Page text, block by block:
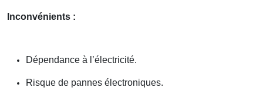
Inconvénients :
Dépendance à l’électricité.
Risque de pannes électroniques.